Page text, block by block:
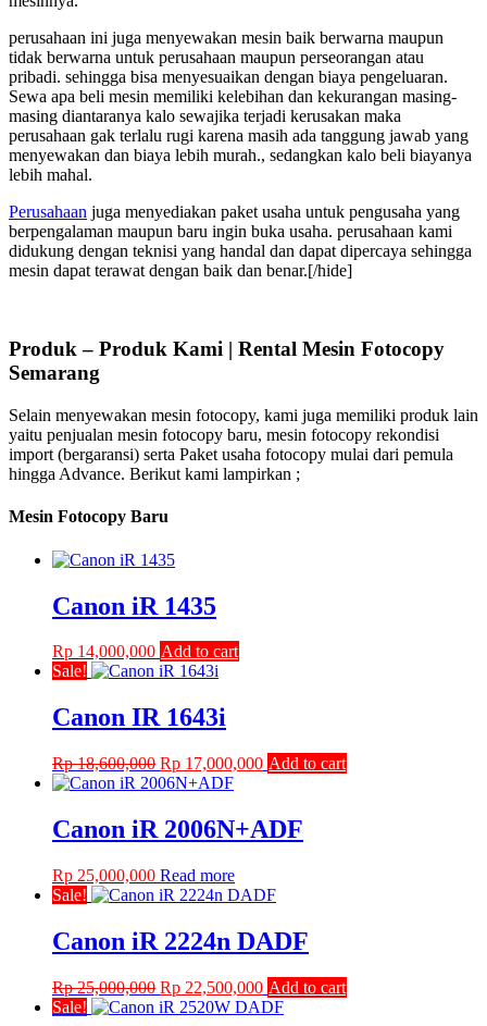
on
the
product
page
perusahaan ini juga menyewakan mesin baik berwarna maupun
tidak berwarna untuk perusahaan maupun perseorangan atau
pribadi. sehingga bisa menyesuaikan dengan biaya pengeluaran.
Sewa apa beli mesin memiliki kelebihan dan kekurangan masing-
masing diantaranya kalo sewajika terjadi kerusakan maka
perusahaan gak terlalu rugi karena masih ada tanggung jawab yang
menyewakan dan biaya lebih murah., sedangkan kalo beli biayanya
lebih mahal.
Perusahaan juga menyediakan paket usaha untuk pengusaha yang
berpengalaman maupun baru ingin buka usaha. perusahaan kami
didukung dengan teknisi yang handal dan dapat dipercaya sehingga
mesin dapat terawat dengan baik dan benar.[/hide]
Produk – Produk Kami | Rental Mesin Fotocopy
Semarang
Selain menyewakan mesin fotocopy, kami juga memiliki produk lain
yaitu penjualan mesin fotocopy baru, mesin fotocopy rekondisi
import (bergaransi) serta Paket usaha fotocopy mulai dari pemula
hingga Advance. Berikut kami lampirkan ;
Mesin Fotocopy Baru
Canon iR 1435
Rp 14,000,000 Add to cart
Sale!
Canon IR 1643i
Rp18,600,000 Original
price
Rp 18,600,000.
Rp 17,000,000Current
Rp 17,000,000.
Add to cart
Canon iR 2006N+ADF
Rp 25,000,000 Read more
Sale!
Canon iR 2224n DADF
Rp25,000,000 Original
price
Rp 22,500,000Current
price
Add to cart
Sale!